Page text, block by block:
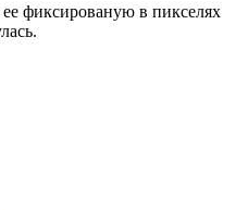
фиксированую в пикселях